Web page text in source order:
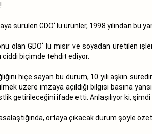
sürülen GDO‘ lu ürünler, 1998 yılından
olan GDO‘ lu mısır ve soyadan
ciddi biçimde tehdit ediyor.
hiçe sayan bu durum, 10 yılı aşkın
üzere imzaya açıldığı bilgisi basına
getirileceğini ifade etti. Anlaşılıyor ki, şimdi
ortaya çıkacak durum şöyle